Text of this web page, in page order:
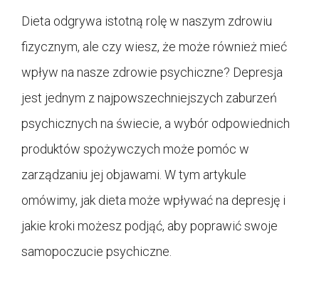
Dieta odgrywa istotną rolę w naszym zdrowiu
fizycznym, ale czy wiesz, że może również mieć
wpływ na nasze zdrowie psychiczne? Depresja
jest jednym z najpowszechniejszych zaburzeń
psychicznych na świecie, a wybór odpowiednich
produktów spożywczych może pomóc w
zarządzaniu jej objawami. W tym artykule
omówimy, jak dieta może wpływać na depresję i
jakie kroki możesz podjąć, aby poprawić swoje
samopoczucie psychiczne.